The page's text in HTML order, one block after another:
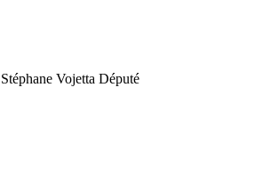
Stéphane Vojetta Député